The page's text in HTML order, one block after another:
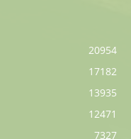
20954
17182
13935
12471
7327